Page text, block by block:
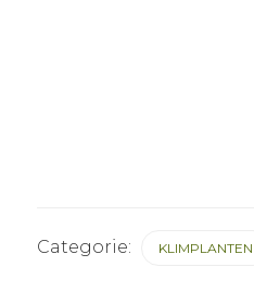
Categorie: KLIMPLANTEN